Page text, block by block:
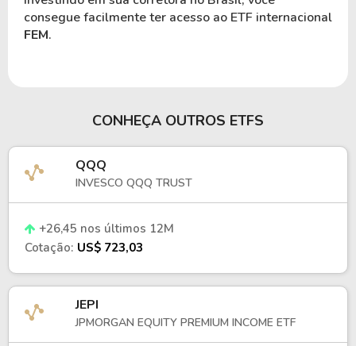
consegue facilmente ter acesso ao ETF internacional
FEM.
CONHEÇA OUTROS ETFS
QQQ
INVESCO QQQ TRUST
+26,45 nos últimos 12M
Cotação: US$ 723,03
JEPI
JPMORGAN EQUITY PREMIUM INCOME ETF